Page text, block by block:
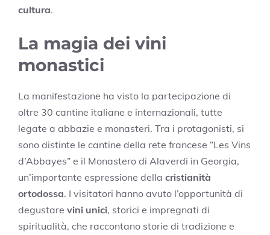
cultura.
La magia dei vini
monastici
La manifestazione ha visto la partecipazione di
oltre 30 cantine italiane e internazionali, tutte
legate a abbazie e monasteri. Tra i protagonisti, si
sono distinte le cantine della rete francese “Les Vins
d’Abbayes” e il Monastero di Alaverdi in Georgia,
un’importante espressione della cristianità
ortodossa. I visitatori hanno avuto l’opportunità di
degustare vini unici, storici e impregnati di
spiritualità, che raccontano storie di tradizione e